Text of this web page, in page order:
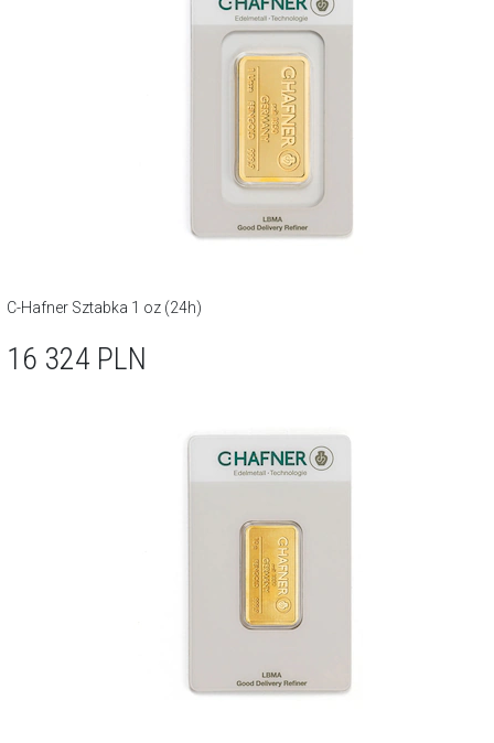
C-Hafner Sztabka 1 oz (24h)
16 324 PLN